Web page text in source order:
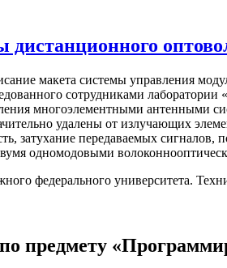
дистанционного
макета системы управления
сотрудниками
многоэлементными антенными
удалены от излучающих
затухание передаваемых сигналов,
одномодовыми
федерального университета.
предмету